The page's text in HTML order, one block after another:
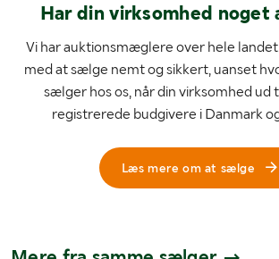
Har din virksomhed noget
Vi har auktionsmæglere over hele
med at sælge nemt og sikkert, uanset
sælger hos os, når din virksomhed ud
registrerede budgivere i Danmark
Læs mere om at sælge